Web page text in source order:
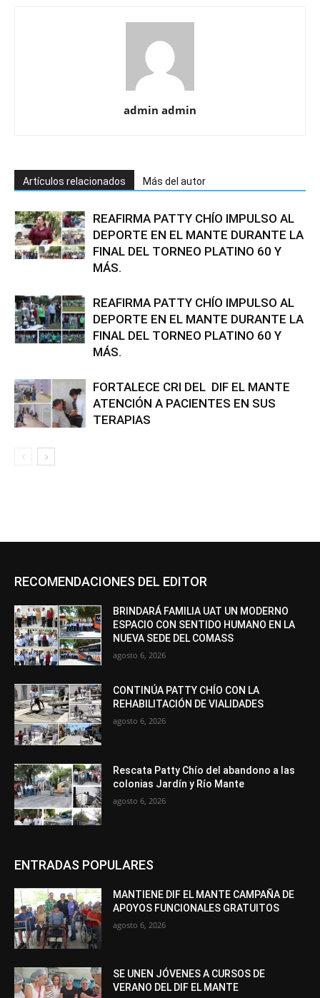
admin admin
Artículos relacionados Más del autor
REAFIRMA PATTY CHÍO IMPULSO AL
DEPORTE EN EL MANTE DURANTE LA
FINAL DEL TORNEO PLATINO 60 Y
MÁS.
REAFIRMA PATTY CHÍO IMPULSO AL
DEPORTE EN EL MANTE DURANTE LA
FINAL DEL TORNEO PLATINO 60 Y
MÁS.
FORTALECE CRI DEL DIF EL MANTE
ATENCIÓN A PACIENTES EN SUS
TERAPIAS
RECOMENDACIONES DEL EDITOR
BRINDARÁ FAMILIA UAT UN MODERNO
ESPACIO CON SENTIDO HUMANO EN LA
NUEVA SEDE DEL COMASS
agosto 6, 2026
CONTINÚA PATTY CHÍO CON LA
REHABILITACIÓN DE VIALIDADES
agosto 6, 2026
Rescata Patty Chío del abandono a las
colonias Jardín y Río Mante
agosto 6, 2026
ENTRADAS POPULARES
MANTIENE DIF EL MANTE CAMPAÑA DE
APOYOS FUNCIONALES GRATUITOS
agosto 6, 2026
SE UNEN JÓVENES A CURSOS DE
VERANO DEL DIF EL MANTE